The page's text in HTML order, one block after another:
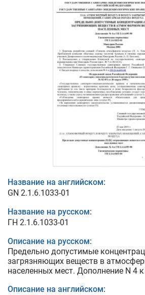
Название на английском:
GN 2.1.6.1033-01
Название на русском:
ГН 2.1.6.1033-01
Описание на русском:
Предельно допустимые
загрязняющих веществ в
населенных мест. Дополнение N 4
Описание на английском: